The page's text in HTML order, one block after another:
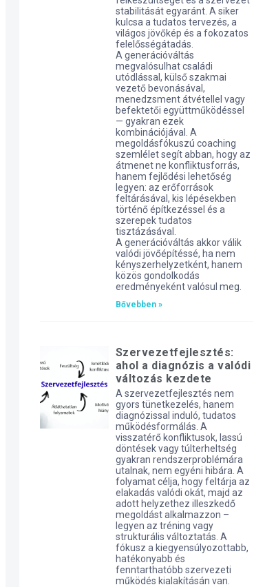
stabilitását egyaránt. A siker
kulcsa a tudatos tervezés, a
világos jövőkép és a fokozatos
felelősségátadás.
A generációváltás
megvalósulhat családi
utódlással, külső szakmai
vezető bevonásával,
menedzsment átvétellel vagy
befektetői együttműködéssel
— gyakran ezek
kombinációjával. A
megoldásfókuszú coaching
szemlélet segít abban, hogy az
átmenet ne konfliktusforrás,
hanem fejlődési lehetőség
legyen: az erőforrások
feltárásával, kis lépésekben
történő építkezéssel és a
szerepek tudatos
tisztázásával.
A generációváltás akkor válik
valódi jövőépítéssé, ha nem
kényszerhelyzetként, hanem
közös gondolkodás
eredményeként valósul meg.
Bővebben »
Szervezetfejlesztés:
ahol a diagnózis a valódi
változás kezdete
A szervezetfejlesztés nem
gyors tünetkezelés, hanem
diagnózissal induló, tudatos
működésformálás. A
visszatérő konfliktusok, lassú
döntések vagy túlterheltség
gyakran rendszerproblémára
utalnak, nem egyéni hibára. A
folyamat célja, hogy feltárja az
elakadás valódi okát, majd az
adott helyzethez illeszkedő
megoldást alkalmazzon –
legyen az tréning vagy
strukturális változtatás. A
fókusz a kiegyensúlyozottabb,
hatékonyabb és
fenntarthatóbb szervezeti
működés kialakításán van.